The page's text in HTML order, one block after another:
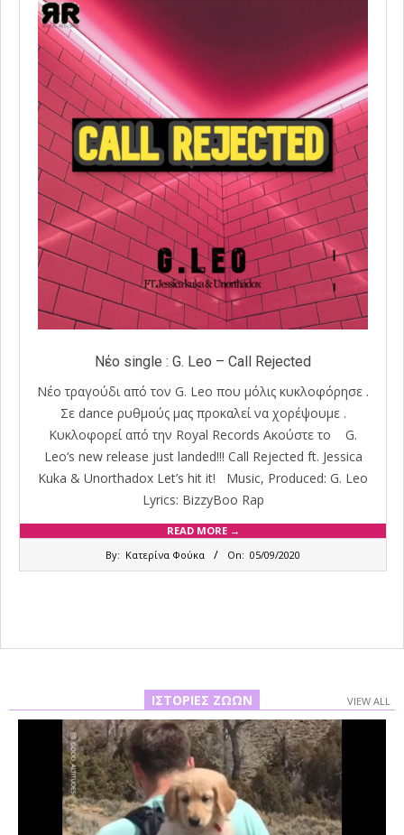
Νέο single : G. Leo – Call Rejected
Νέο τραγούδι από τον G. Leo που μόλις κυκλοφόρησε .
Σε dance ρυθμούς μας προκαλεί να χορέψουμε .
Κυκλοφορεί από την Royal Records Ακούστε το G.
Leo‘s new release just landed!!! Call Rejected ft. Jessica
Kuka & Unorthadox Let’s hit it! Music, Produced: G. Leo
Lyrics: BizzyBoo Rap
READ MORE →
By: Κατερίνα Φούκα On: 05/09/2020
ΙΣΤΟΡΊΕΣ ΖΏΩΝ VIEW ALL